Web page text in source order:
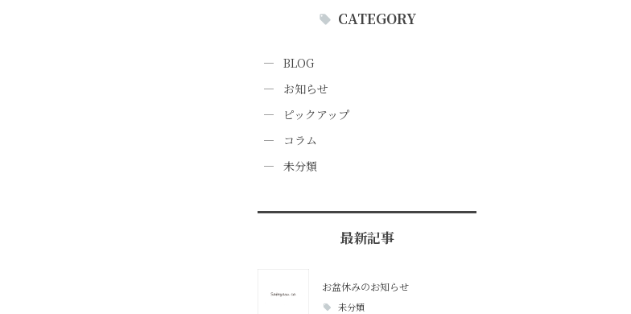
CATEGORY
BLOG
お知らせ
ピックアップ
コラム
未分類
最新記事
お盆休みのお知らせ
未分類